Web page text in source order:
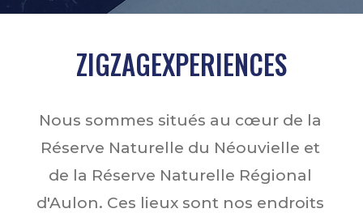
ZIGZAGEXPERIENCES
Nous sommes situés au cœur de la
Réserve Naturelle du Néouvielle et
de la Réserve Naturelle Régional
d'Aulon. Ces lieux sont nos endroits